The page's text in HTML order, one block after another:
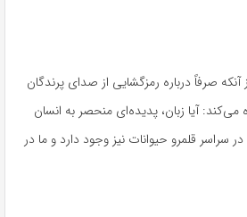
صرفاً درباره رمزگشایی از صدای پرندگان
می‌کند: آیا زبان، پدیده‌ای منحصر به انسان
سراسر قلمرو حیوانات نیز وجود دارد و ما در